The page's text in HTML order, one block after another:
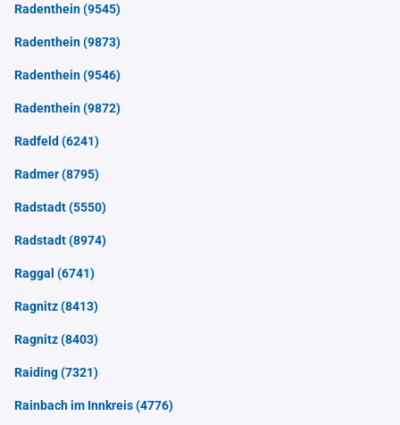
Radenthein(9545)
Radenthein(9873)
Radenthein(9546)
Radenthein(9872)
Radfeld (6241)
Radmer(8795)
Radstadt(5550)
Radstadt(8974)
Raggal (6741)
Ragnitz(8413)
Ragnitz(8403)
Raiding(7321)
Rainbach im Innkreis(4776)